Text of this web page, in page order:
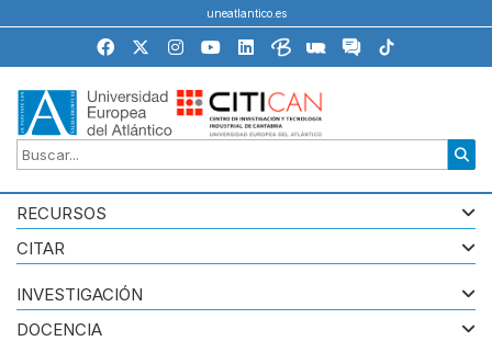
uneatlantico.es
RECURSOS
CITAR
INVESTIGACIÓN
DOCENCIA